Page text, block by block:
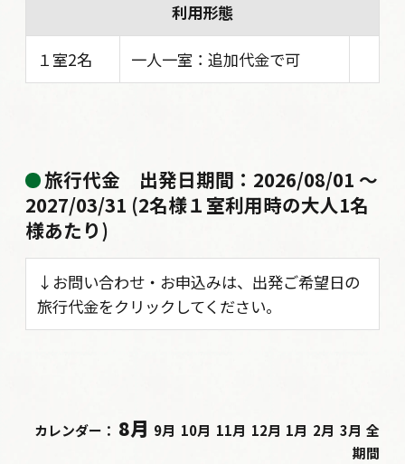
利用形態
１室2名 一人一室：追加代金で可
旅行代金 出発日期間：2026/08/01 〜
2027/03/31 (2名様１室利用時の大人1名
様あたり)
↓お問い合わせ・お申込みは、出発ご希望日の
旅行代金をクリックしてください。
カレンダー： 8月 9月 10月 11月 12月 1月 2月 3月 全
期間